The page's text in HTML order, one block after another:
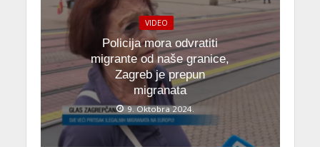
VIDEO
Policija mora odvratiti
migrante od naše granice,
Zagreb je prepun
migranata
9. Oktobra 2024.